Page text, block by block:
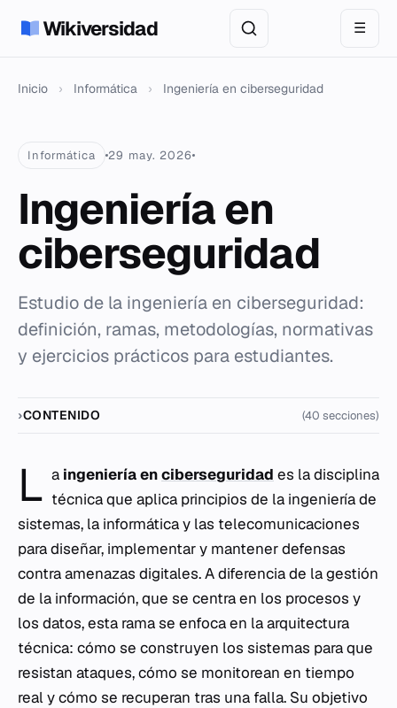
Wikiversidad ☰
Inicio › Informática › Ingeniería en ciberseguridad
Informática 29 may. 2026
Ingeniería en
ciberseguridad
Estudio de la ingeniería en ciberseguridad:
definición, ramas, metodologías, normativas
y ejercicios prácticos para estudiantes.
CONTENIDO (40 secciones)
L a ingeniería enciberseguridad es la disciplina
técnica que aplica principios de la ingeniería de
sistemas, la informática y las telecomunicaciones
para diseñar, implementar y mantener defensas
contra amenazas digitales. A diferencia de la gestión
de la información, que se centra en los procesos y
los datos, esta rama se enfoca en la arquitectura
técnica: cómo se construyen los sistemas para que
resistan ataques, cómo se monitorean en tiempo
real y cómo se recuperan tras una falla. Su objetivo